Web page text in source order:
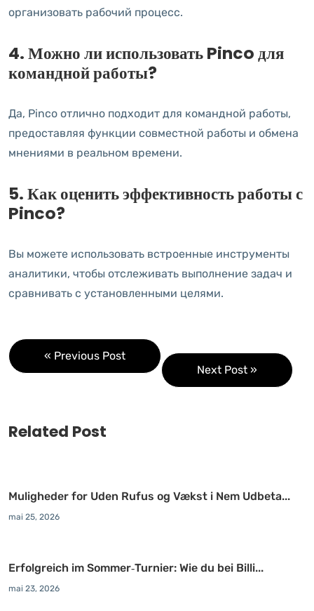
организовать рабочий процесс.
4. Можно ли использовать Pinco для
командной работы?
Да, Pinco отлично подходит для командной работы,
предоставляя функции совместной работы и обмена
мнениями в реальном времени.
5. Как оценить эффективность работы с
Pinco?
Вы можете использовать встроенные инструменты
аналитики, чтобы отслеживать выполнение задач и
сравнивать с установленными целями.
« Previous Post
Next Post »
Related Post
Muligheder for Uden Rufus og Vækst i Nem Udbeta...
mai 25, 2026
Erfolgreich im Sommer‑Turnier: Wie du bei Billi...
mai 23, 2026